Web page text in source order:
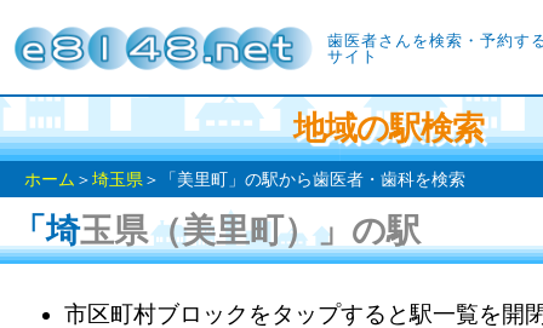
歯医者さんを検索・予約す
サイト
地域の駅検索
ホーム ＞埼玉県 ＞「美里町」の駅から歯医者・歯科を検索
「埼玉県（美里町）」の駅
市区町村ブロックをタップすると駅一覧を開